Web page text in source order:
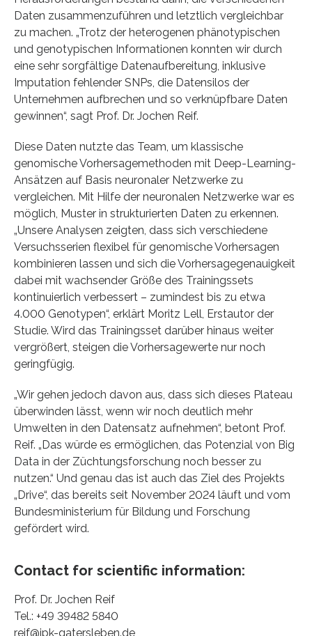
Daten zusammenzuführen und letztlich vergleichbar
zu machen. „Trotz der heterogenen phänotypischen
und genotypischen Informationen konnten wir durch
eine sehr sorgfältige Datenaufbereitung, inklusive
Imputation fehlender SNPs, die Datensilos der
Unternehmen aufbrechen und so verknüpfbare Daten
gewinnen“, sagt Prof. Dr. Jochen Reif.
Diese Daten nutzte das Team, um klassische
genomische Vorhersagemethoden mit Deep-Learning-
Ansätzen auf Basis neuronaler Netzwerke zu
vergleichen. Mit Hilfe der neuronalen Netzwerke war es
möglich, Muster in strukturierten Daten zu erkennen.
„Unsere Analysen zeigten, dass sich verschiedene
Versuchsserien flexibel für genomische Vorhersagen
kombinieren lassen und sich die Vorhersagegenauigkeit
dabei mit wachsender Größe des Trainingssets
kontinuierlich verbessert – zumindest bis zu etwa
4.000 Genotypen“, erklärt Moritz Lell, Erstautor der
Studie. Wird das Trainingsset darüber hinaus weiter
vergrößert, steigen die Vorhersagewerte nur noch
geringfügig.
„Wir gehen jedoch davon aus, dass sich dieses Plateau
überwinden lässt, wenn wir noch deutlich mehr
Umwelten in den Datensatz aufnehmen“, betont Prof.
Reif. „Das würde es ermöglichen, das Potenzial von Big
Data in der Züchtungsforschung noch besser zu
nutzen.“ Und genau das ist auch das Ziel des Projekts
„Drive“, das bereits seit November 2024 läuft und vom
Bundesministerium für Bildung und Forschung
gefördert wird.
Contact for scientific information:
Prof. Dr. Jochen Reif
Tel.: +49 39482 5840
reif@ipk-gatersleben.de